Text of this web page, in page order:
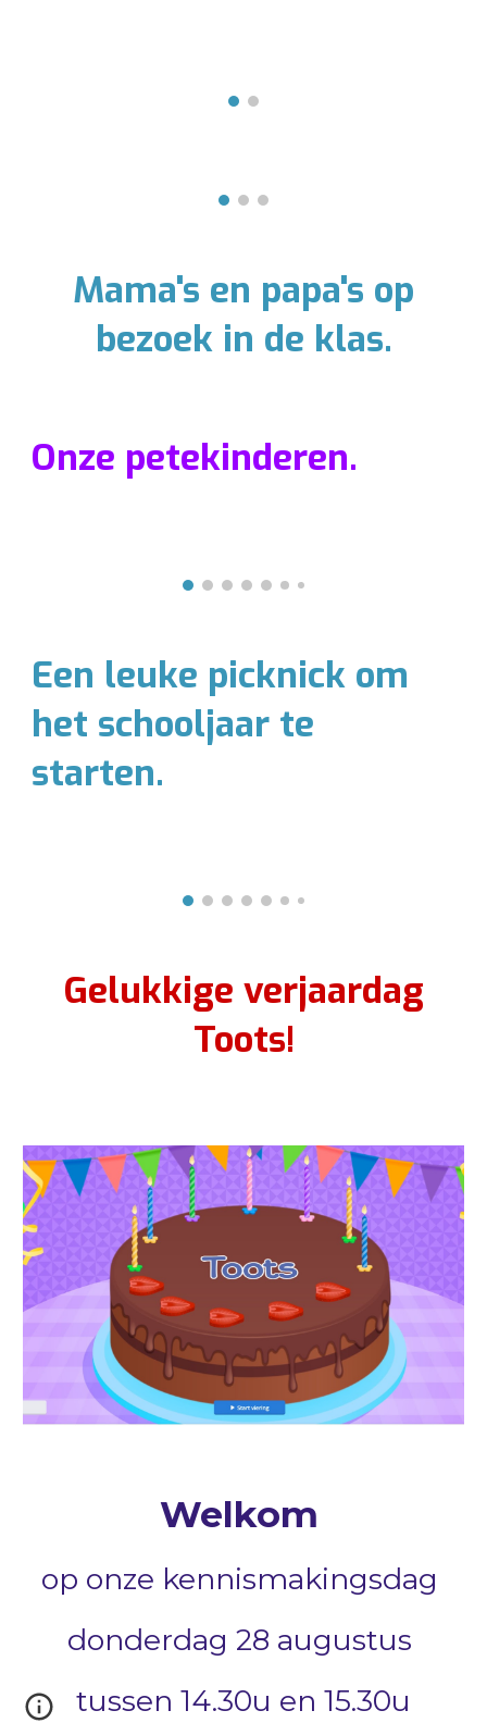
Mama's en papa's op
bezoek in de klas.
Onze petekinderen.
Een leuke picknick om
het schooljaar te
starten.
Gelukkige verjaardag
Toots!
Welkom
op onze kennismakingsdag
donderdag 28 augustus
tussen 14.30u en 15.30u